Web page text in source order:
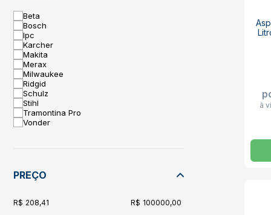
Beta
Bosch
Ipc
Karcher
Makita
Merax
Milwaukee
Ridgid
Schulz
Stihl
Tramontina Pro
Vonder
PREÇO
208,41 100000,00
à